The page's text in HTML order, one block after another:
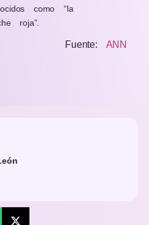
como “la
roja”.
Fuente: ANN